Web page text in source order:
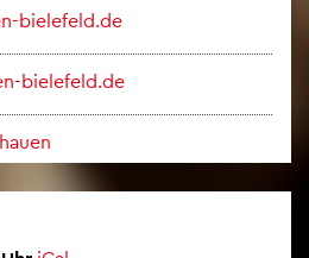
​bielefeld.​de
​bielefeld.​de